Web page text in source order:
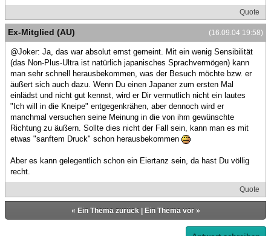
Quote
(16.09.04 19:58)
Ex-Mitglied (AU)
@Joker: Ja, das war absolut ernst gemeint. Mit ein wenig Sensibilität
(das Non-Plus-Ultra ist natürlich japanisches Sprachvermögen) kann
man sehr schnell herausbekommen, was der Besuch möchte bzw. er
äußert sich auch dazu. Wenn Du einen Japaner zum ersten Mal
einlädst und nicht gut kennst, wird er Dir vermutlich nicht ein lautes
"Ich will in die Kneipe" entgegenkrähen, aber dennoch wird er
manchmal versuchen seine Meinung in die von ihm gewünschte
Richtung zu äußern. Sollte dies nicht der Fall sein, kann man es mit
etwas "sanftem Druck" schon herausbekommen
Aber es kann gelegentlich schon ein Eiertanz sein, da hast Du völlig
recht.
Quote
« Ein Thema zurück| Ein Thema vor»